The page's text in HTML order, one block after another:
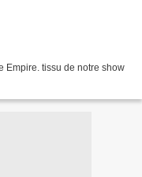
Empire. tissu de notre show